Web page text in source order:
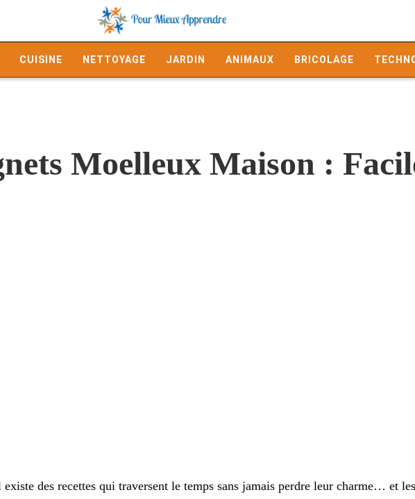
CUISINE NETTOYAGE JARDIN ANIMAUX BRICOLAGE
Moelleux Maison :
existe des recettes qui traversent le temps sans jamais perdre leur charme… et